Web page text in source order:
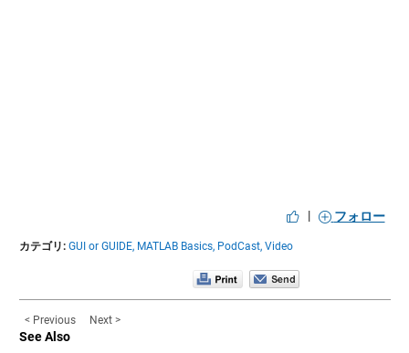
| フォロー
カテゴリ: GUI or GUIDE, MATLAB Basics, PodCast, Video
< Previous Next >
See Also